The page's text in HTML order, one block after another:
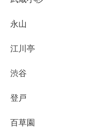
永山
江川亭
渋谷
登戸
百草園